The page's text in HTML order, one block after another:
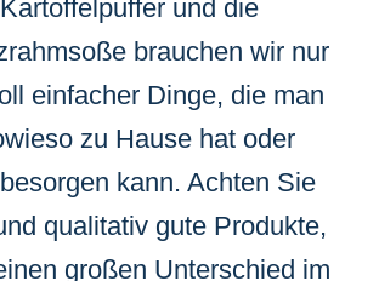
und die
brauchen wir nur
einfacher Dinge, die man
zu Hause hat oder
kann. Achten Sie
qualitativ gute Produkte,
großen Unterschied im